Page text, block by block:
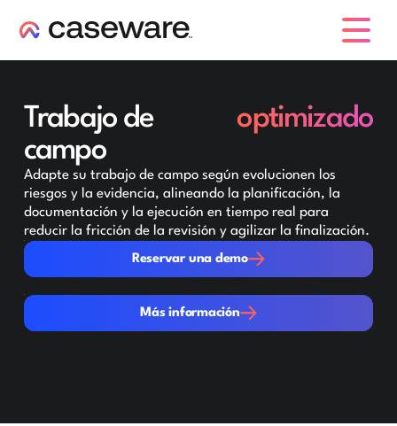
Trabajo de
campo
optimizado
Adapte su trabajo de campo según evolucionen los
riesgos y la evidencia, alineando la planificación, la
documentación y la ejecución en tiempo real para
reducir la fricción de la revisión y agilizar la finalización.
Reservar una demo
Reservar una demo
Más información
Más información